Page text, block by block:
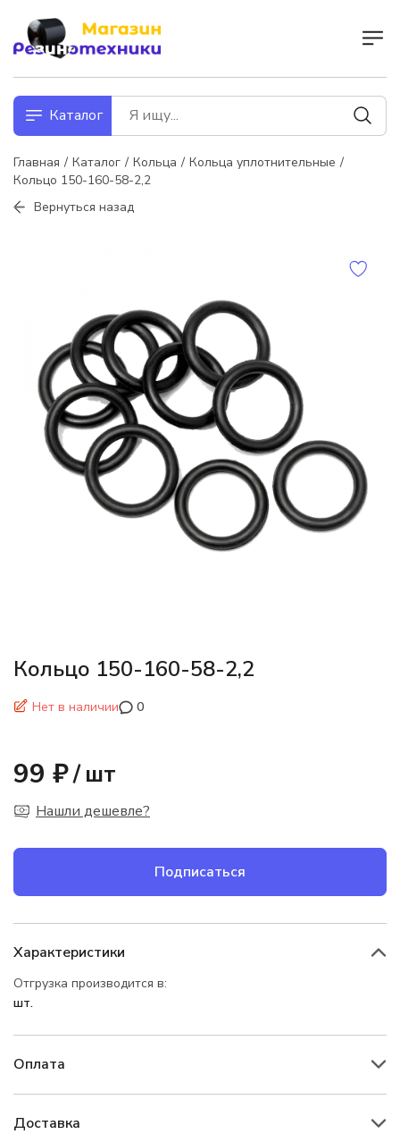
Каталог
Главная Каталог Кольца
Кольца уплотнительные
Кольцо 150-160-58-2,2
Вернуться назад
Кольцо 150-160-58-2,2
Нет в наличии 0
99 ₽/ шт
Нашли дешевле?
Подписаться
Характеристики
Отгрузка производится в:
шт.
Оплата
Доставка